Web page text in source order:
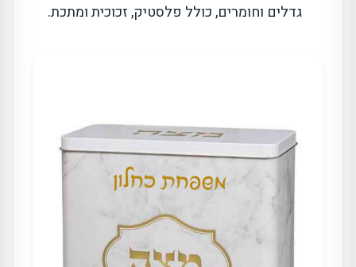
גדלים וחומרים, כולל פלסטיק, זכוכית ומתכת.